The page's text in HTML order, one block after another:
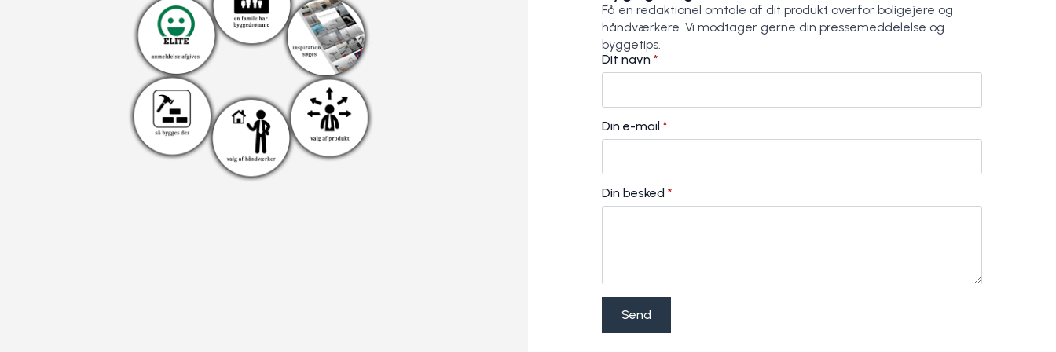
Få en redaktionel omtale af dit produkt overfor boligejere og
håndværkere. Vi modtager gerne din pressemeddelelse og
byggetips.
Dit navn *
Din e-mail *
Din besked *
Send